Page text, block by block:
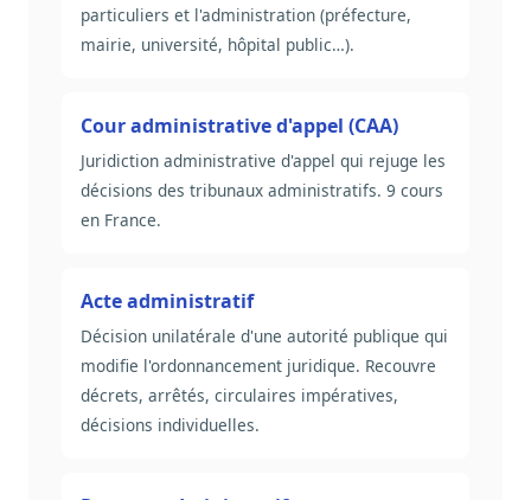
particuliers et l'administration (préfecture,
mairie, université, hôpital public…).
Cour administrative d'appel (CAA)
Juridiction administrative d'appel qui rejuge les
décisions des tribunaux administratifs. 9 cours
en France.
Acte administratif
Décision unilatérale d'une autorité publique qui
modifie l'ordonnancement juridique. Recouvre
décrets, arrêtés, circulaires impératives,
décisions individuelles.